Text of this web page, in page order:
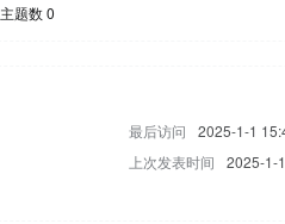
主题数 0
最后访问
2025-1-1
上次发表时间
2025-1-